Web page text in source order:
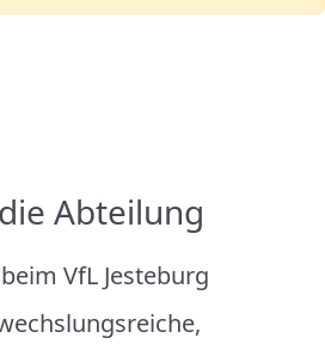
Abteilung
VfL Jesteburg